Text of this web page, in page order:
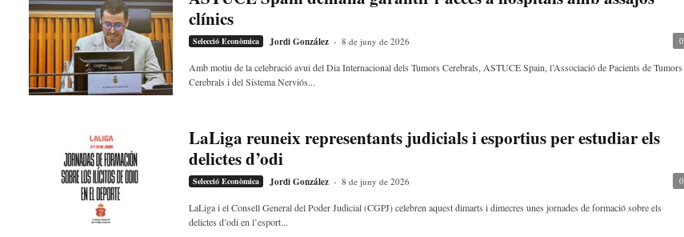
clínics
Selecció Econòmica Jordi González - 8 de juny de 2026 0
Amb motiu de la celebració avui del Dia Internacional dels Tumors Cerebrals, ASTUCE Spain, l’Associació de Pacients de Tumors
Cerebrals i del Sistema Nerviós...
LaLiga reuneix representants judicials i esportius per estudiar els
delictes d’odi
Selecció Econòmica Jordi González - 8 de juny de 2026 0
LaLiga i el Consell General del Poder Judicial (CGPJ) celebren aquest dimarts i dimecres unes jornades de formació sobre els
delictes d’odi en l’esport...